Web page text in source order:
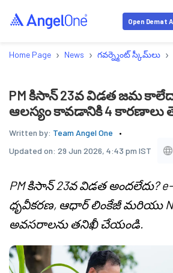
Open Demat
Home Page › News › గవర్న్మెంట్ స్కీమ్‌లు ›
PM కిసాన్ 23వ విడత జమ
ఆలస్యం కావడానికి 4 కారణాలు
Written by: Team Angel One
Updated on: 29 Jun 2026, 4:43 pm IST
PM కిసాన్ 23వ విడత అందలేదు?
ధృవీకరణ, ఆధార్ లింకేజీ మరియు
అవసరాలను తనిఖీ చేయండి.